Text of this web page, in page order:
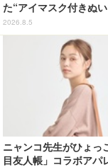
た“アイマスク付きぬ
ーホルダー”が登場
2026.8.5
ニャンコ先生がひょっ
目友人帳」コラボアパ